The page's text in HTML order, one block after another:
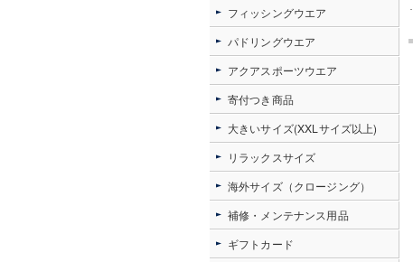
フィッシングウエア
パドリングウエア
アクアスポーツウエア
寄付つき商品
大きいサイズ(XXLサイズ以上)
リラックスサイズ
海外サイズ（クロージング）
補修・メンテナンス用品
ギフトカード